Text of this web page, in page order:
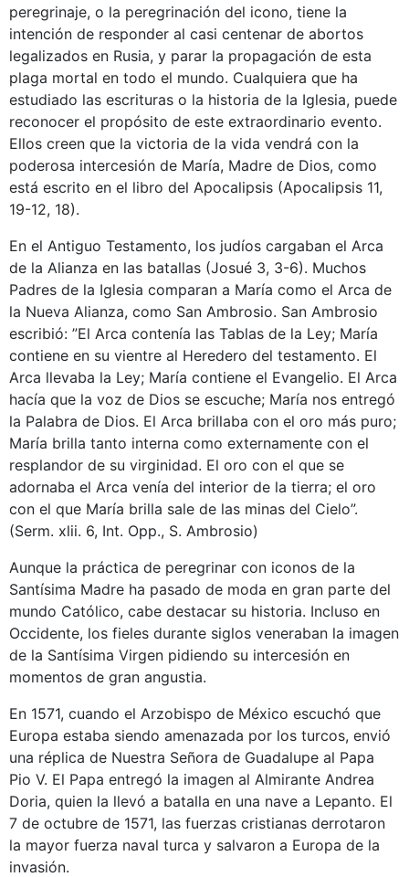
peregrinaje, o la peregrinación del icono, tiene la
intención de responder al casi centenar de abortos
legalizados en Rusia, y parar la propagación de esta
plaga mortal en todo el mundo. Cualquiera que ha
estudiado las escrituras o la historia de la Iglesia, puede
reconocer el propósito de este extraordinario evento.
Ellos creen que la victoria de la vida vendrá con la
poderosa intercesión de María, Madre de Dios, como
está escrito en el libro del Apocalipsis (Apocalipsis 11,
19-12, 18).
En el Antiguo Testamento, los judíos cargaban el Arca
de la Alianza en las batallas (Josué 3, 3-6). Muchos
Padres de la Iglesia comparan a María como el Arca de
la Nueva Alianza, como San Ambrosio. San Ambrosio
escribió: ”El Arca contenía las Tablas de la Ley; María
contiene en su vientre al Heredero del testamento. El
Arca llevaba la Ley; María contiene el Evangelio. El Arca
hacía que la voz de Dios se escuche; María nos entregó
la Palabra de Dios. El Arca brillaba con el oro más puro;
María brilla tanto interna como externamente con el
resplandor de su virginidad. El oro con el que se
adornaba el Arca venía del interior de la tierra; el oro
con el que María brilla sale de las minas del Cielo”.
(Serm. xlii. 6, Int. Opp., S. Ambrosio)
Aunque la práctica de peregrinar con iconos de la
Santísima Madre ha pasado de moda en gran parte del
mundo Católico, cabe destacar su historia. Incluso en
Occidente, los fieles durante siglos veneraban la imagen
de la Santísima Virgen pidiendo su intercesión en
momentos de gran angustia.
En 1571, cuando el Arzobispo de México escuchó que
Europa estaba siendo amenazada por los turcos, envió
una réplica de Nuestra Señora de Guadalupe al Papa
Pio V. El Papa entregó la imagen al Almirante Andrea
Doria, quien la llevó a batalla en una nave a Lepanto. El
7 de octubre de 1571, las fuerzas cristianas derrotaron
la mayor fuerza naval turca y salvaron a Europa de la
invasión.